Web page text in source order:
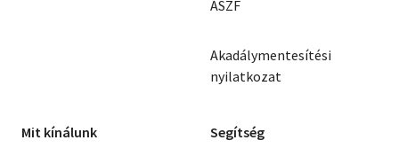
ÁSZF
Akadálymentesítési
nyilatkozat
Mit kínálunk Segítség